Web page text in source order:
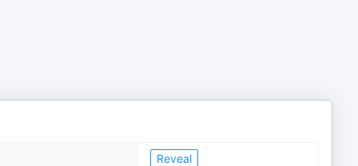
Reveal